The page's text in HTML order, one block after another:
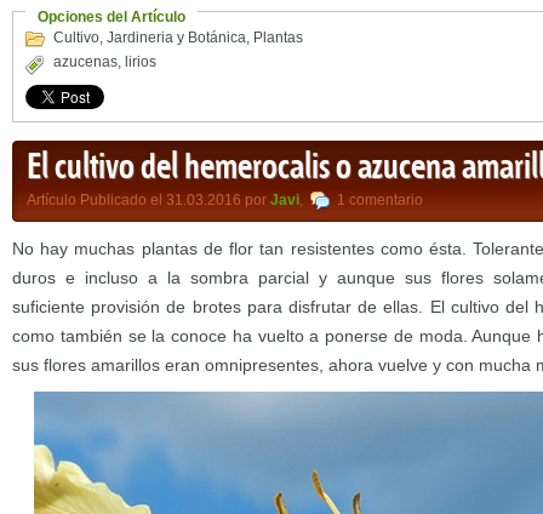
Opciones del Artículo
Cultivo, Jardineria y Botánica, Plantas
azucenas, lirios
El cultivo del hemerocalis o azucena
Artículo Publicado el 31.03.2016 por Javi, 1 comentario
No hay muchas plantas de flor tan resistentes como ésta.
duros e incluso a la sombra parcial y aunque sus flores
suficiente provisión de brotes para disfrutar de ellas. El cultivo del
como también se la conoce ha vuelto a ponerse de moda. Aunque
sus flores amarillos eran omnipresentes, ahora vuelve y con mucha